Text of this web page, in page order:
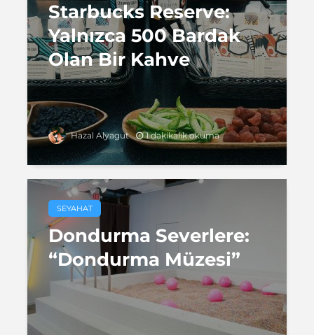
Starbucks Reserve:
Yalnızca 500 Bardak
Olan Bir Kahve
Hazal Alyagut 1 dakikalık okuma
SEYAHAT
Dondurma Severlere:
“Dondurma Müzesi”